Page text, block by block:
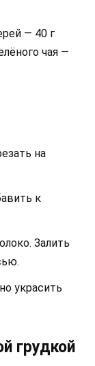
— 40 г
чая —
на
к
Залить
украсить
грудкой